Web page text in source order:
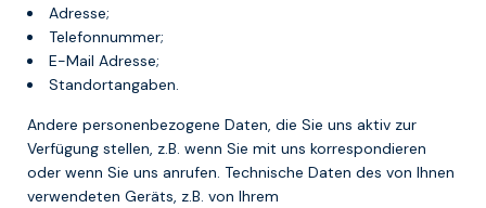
Adresse;
Telefonnummer;
E-Mail Adresse;
Standortangaben.
Andere personenbezogene Daten, die Sie uns aktiv zur
Verfügung stellen, z.B. wenn Sie mit uns korrespondieren
oder wenn Sie uns anrufen. Technische Daten des von Ihnen
verwendeten Geräts, z.B. von Ihrem